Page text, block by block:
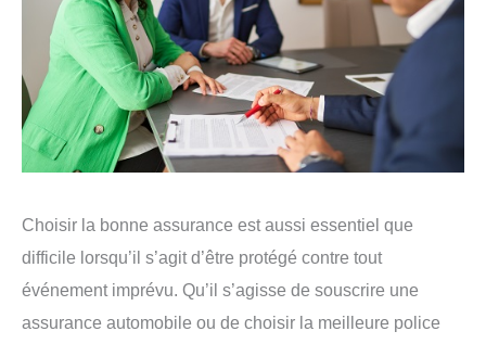
Choisir la bonne assurance est aussi essentiel que
difficile lorsqu’il s’agit d’être protégé contre tout
événement imprévu. Qu’il s’agisse de souscrire une
assurance automobile ou de choisir la meilleure police